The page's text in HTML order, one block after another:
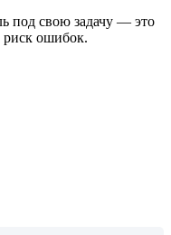
под свою задачу — это
риск ошибок.